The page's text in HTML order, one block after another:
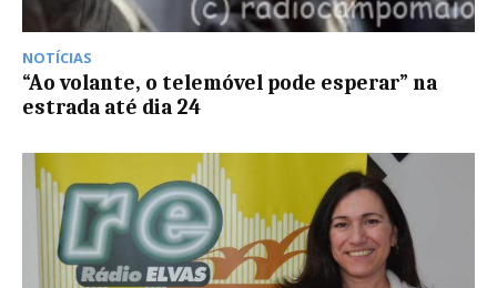
NOTÍCIAS
“Ao volante, o telemóvel pode esperar” na
estrada até dia 24